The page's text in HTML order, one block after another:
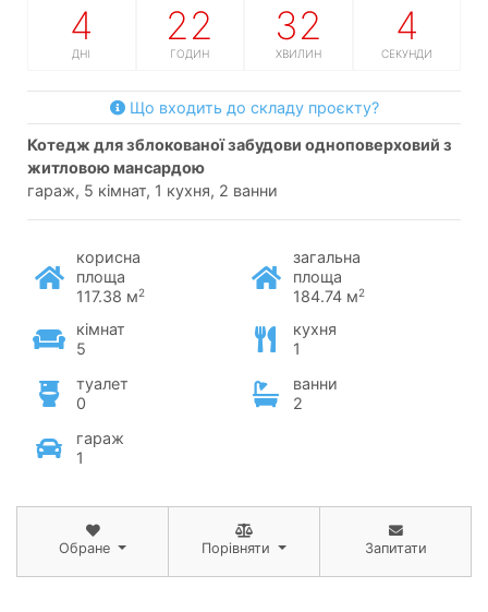
4
ДНІ
22
ГОДИН
32
ХВИЛИН
3
СЕКУНДИ
Що входить до складу проєкту?
котедж для зблокованої забудови одноповерховий з
житловою мансардою
гараж, 5 кімнат, 1 кухня, 2 ванни
корисна
площа
117.38 м2
загальна
площа
184.74 м2
кімнат
5
кухня
1
туалет
0
ванни
2
гараж
1
Обране Порівняти Запитати